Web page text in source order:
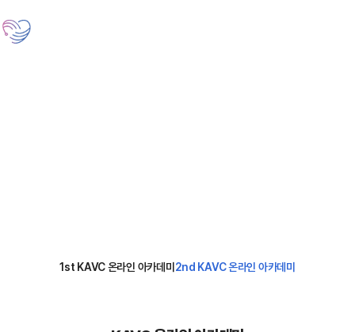
1st KAVC 온라인 아카데미 2nd KAVC 온라인 아카데미